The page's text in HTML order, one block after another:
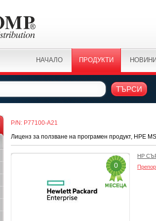
НАЧАЛО ПРОДУКТИ НОВИНИ
ТЪРСИ
P/N: P77100-A21
Лиценз за ползване на програмен продукт, HPE
0
HP